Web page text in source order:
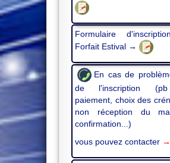
Formulaire
Forfait Estival →
En cas de
de l'inscription
paiement, choix des
non réception du
confirmation...)
vous pouvez contacter →